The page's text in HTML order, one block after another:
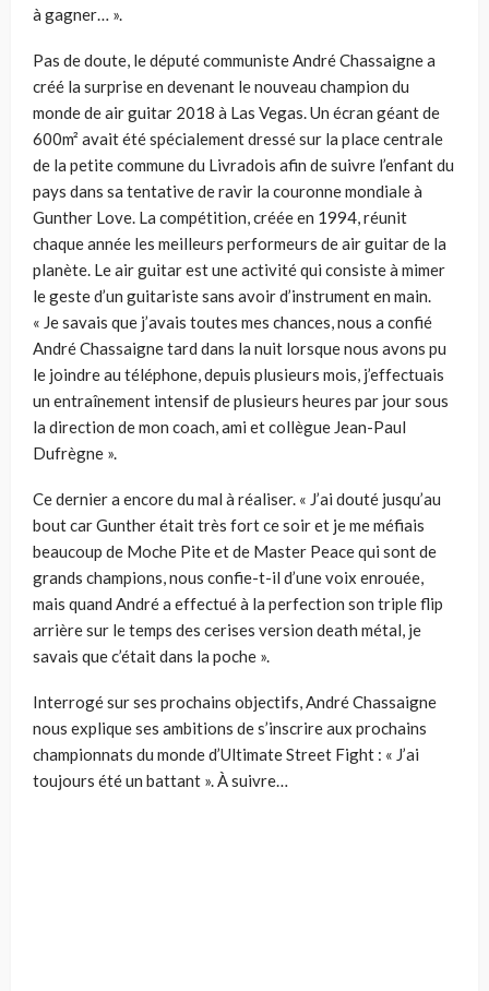
à gagner… ».
Pas de doute, le député communiste André Chassaigne a
créé la surprise en devenant le nouveau champion du
monde de air guitar 2018 à Las Vegas. Un écran géant de
600m² avait été spécialement dressé sur la place centrale
de la petite commune du Livradois afin de suivre l’enfant du
pays dans sa tentative de ravir la couronne mondiale à
Gunther Love. La compétition, créée en 1994, réunit
chaque année les meilleurs performeurs de air guitar de la
planète. Le air guitar est une activité qui consiste à mimer
le geste d’un guitariste sans avoir d’instrument en main.
« Je savais que j’avais toutes mes chances, nous a confié
André Chassaigne tard dans la nuit lorsque nous avons pu
le joindre au téléphone, depuis plusieurs mois, j’effectuais
un entraînement intensif de plusieurs heures par jour sous
la direction de mon coach, ami et collègue Jean-Paul
Dufrègne ».
Ce dernier a encore du mal à réaliser. « J’ai douté jusqu’au
bout car Gunther était très fort ce soir et je me méfiais
beaucoup de Moche Pite et de Master Peace qui sont de
grands champions, nous confie-t-il d’une voix enrouée,
mais quand André a effectué à la perfection son triple flip
arrière sur le temps des cerises version death métal, je
savais que c’était dans la poche ».
Interrogé sur ses prochains objectifs, André Chassaigne
nous explique ses ambitions de s’inscrire aux prochains
championnats du monde d’Ultimate Street Fight : « J’ai
toujours été un battant ». À suivre…